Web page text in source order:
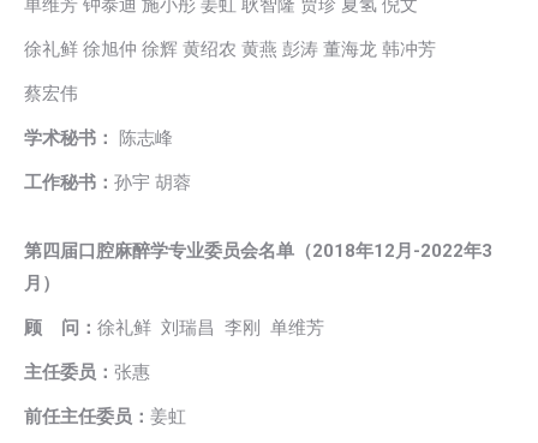
单维芳 钟泰迪 施小彤 姜虹 耿智隆 贾珍 夏氢 倪文
徐礼鲜 徐旭仲 徐辉 黄绍农 黄燕 彭涛 董海龙 韩冲芳
蔡宏伟
学术秘书： 陈志峰
工作秘书： 孙宇 胡蓉
第四届口腔麻醉学专业委员会名单（2018年12月-2022年3
月）
顾 问： 徐礼鲜 刘瑞昌 李刚 单维芳
主任委员： 张惠
前任主任委员： 姜虹